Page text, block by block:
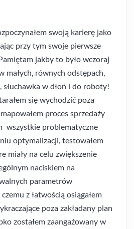
swoją karierę jako
przy tym swoje pierwsze
jakby to było wczoraj
małych, równych odstępach,
w dłoń i do roboty!
się wychodzić poza
proces sprzedaży
wszystkie problematyczne
optymalizacji, testowałem
miały na celu zwiększenie
naciskiem na
parametrów
z łatwością osiągałem
poza zakładany plan
zostałem zaangażowany w